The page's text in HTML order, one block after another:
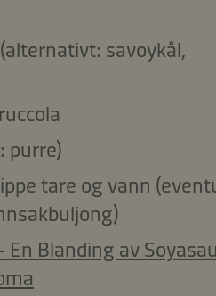
savoykål,
purre)
tare og vann
En Blanding av